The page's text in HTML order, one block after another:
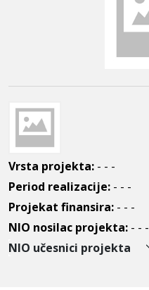
Vrsta projekta: - - -
Period realizacije: - - -
Projekat finansira: - - -
NIO nosilac projekta: - - -
NIO učesnici projekta